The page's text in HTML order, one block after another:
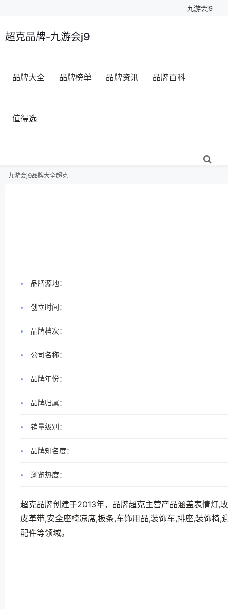
九游会j9
超克品牌-九游会j9
品牌大全 品牌榜单 品牌资讯 品牌百科
值得选
九游会j9品牌大全超克
品牌源地：
创立时间：
品牌档次：
公司名称：
品牌年份：
品牌归属：
销量级别：
品牌知名度：
浏览热度：
超克品牌创建于2013年，品牌超克主营产品涵盖表情灯,
皮革带,安全座椅凉席,板条,车饰用品,装饰车,排座,装饰椅
配件等领域。